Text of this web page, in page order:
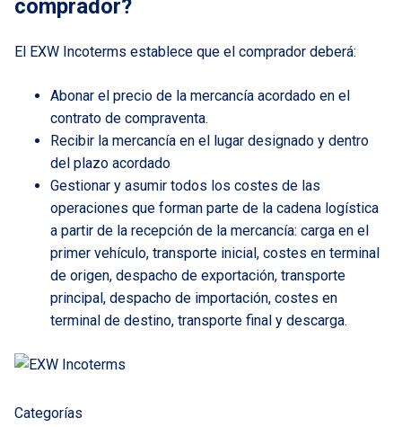
comprador?
El EXW Incoterms establece que el comprador deberá:
Abonar el precio de la mercancía acordado en el
contrato de compraventa.
Recibir la mercancía en el lugar designado y dentro
del plazo acordado
Gestionar y asumir todos los costes de las
operaciones que forman parte de la cadena logística
a partir de la recepción de la mercancía: carga en el
primer vehículo, transporte inicial, costes en terminal
de origen, despacho de exportación, transporte
principal, despacho de importación, costes en
terminal de destino, transporte final y descarga.
Categorías